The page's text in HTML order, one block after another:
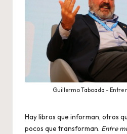
Guillermo Taboada - Entre
Hay libros que informan, otros
pocos que transforman. Entre